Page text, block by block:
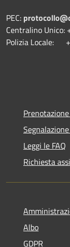
PEC:
Centralino Unico:
Polizia Locale:
Leggi le FAQ
Richiesta
Albo
GDPR